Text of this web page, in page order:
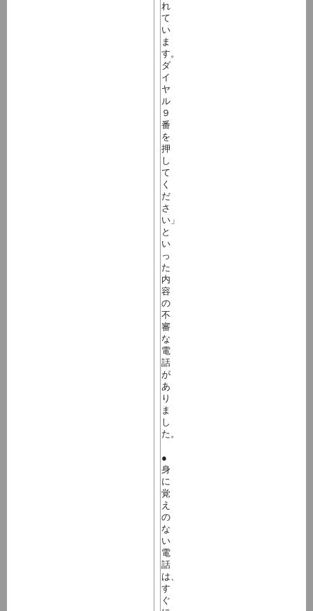
れ
て
い
ま
す。
ダ
イ
ヤ
ル
９
番
を
押
し
て
く
だ
さ
い」
と
い
っ
た
内
容
の
不
審
な
電
話
が
あ
り
ま
し
た。
●
身
に
覚
え
の
な
い
電
話
は、
す
ぐ